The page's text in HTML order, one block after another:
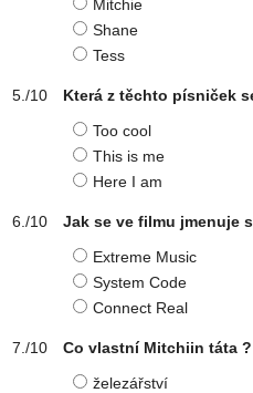
Mitchie
Shane
Tess
Která z těchto písniček
Too cool
This is me
Here I am
Jak se ve filmu jmenuje
Extreme Music
System Code
Connect Real
Co vlastní Mitchiin táta ?
železářství